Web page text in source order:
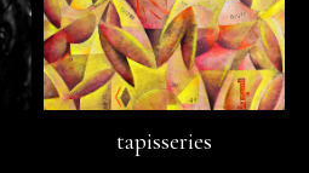
tapisseries